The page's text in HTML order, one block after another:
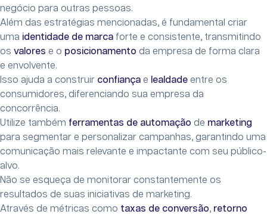
negócio para outras pessoas.
Além das estratégias mencionadas, é fundamental criar
uma identidade de marca forte e consistente, transmitindo
os valores e o posicionamento da empresa de forma clara
e envolvente.
Isso ajuda a construir confiança e lealdade entre os
consumidores, diferenciando sua empresa da
concorrência.
Utilize também ferramentas de automação de marketing
para segmentar e personalizar campanhas, garantindo uma
comunicação mais relevante e impactante com seu público-
alvo.
Não se esqueça de monitorar constantemente os
resultados de suas iniciativas de marketing.
Através de métricas como taxas de conversão, retorno